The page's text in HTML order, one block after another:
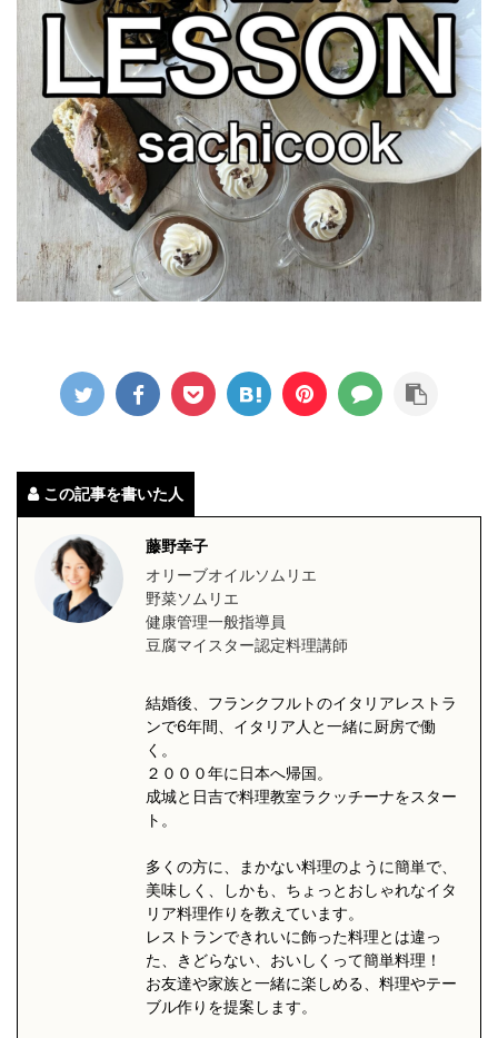
この記事を書いた人
藤野幸子
オリーブオイルソムリエ
野菜ソムリエ
健康管理一般指導員
豆腐マイスター認定料理講師
結婚後、フランクフルトのイタリアレストラ
ンで6年間、イタリア人と一緒に厨房で働
く。
２０００年に日本へ帰国。
成城と日吉で料理教室ラクッチーナをスター
ト。
多くの方に、まかない料理のように簡単で、
美味しく、しかも、ちょっとおしゃれなイタ
リア料理作りを教えています。
レストランできれいに飾った料理とは違っ
た、きどらない、おいしくって簡単料理！
お友達や家族と一緒に楽しめる、料理やテー
ブル作りを提案します。